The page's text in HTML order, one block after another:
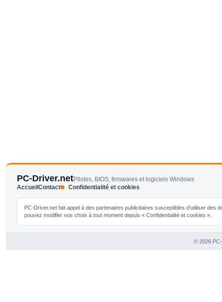
PC-Driver.netPilotes, BIOS, firmwares et logiciels Windows
AccueilContact Confidentialité et cookies
PC-Driver.net fait appel à des partenaires publicitaires susceptibles d'utiliser
pouvez modifier vos choix à tout moment depuis « Confidentialité et cookies ».
© 2026